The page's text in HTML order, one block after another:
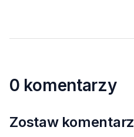
0 komentarzy
Zostaw komentarz